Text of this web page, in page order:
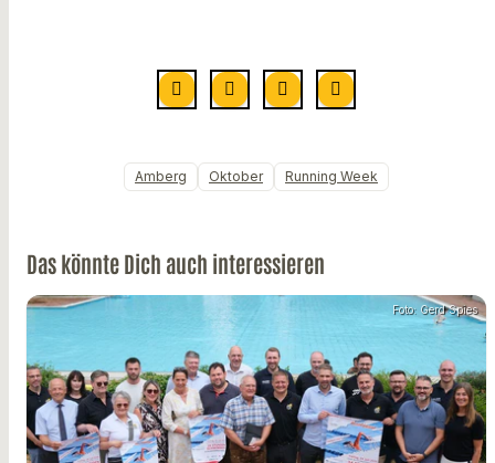
Amberg Oktober Running Week
Das könnte Dich auch interessieren
Foto: Gerd Spies